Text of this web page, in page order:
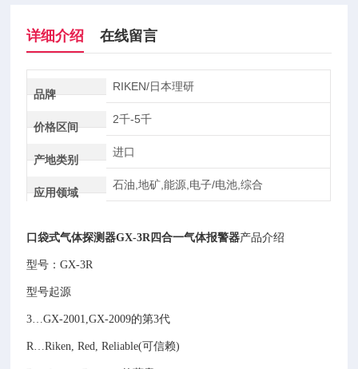
详细介绍 在线留言
品牌
RIKEN/日本理研
价格区间
2千-5千
产地类别
进口
应用领域
石油,地矿,能源,电子/电池,综合
口袋式气体探测器GX-3R四合一气体报警器产品介绍
型号：GX-3R
型号起源
3…GX-2001,GX-2009的第3代
R…Riken, Red, Reliable(可信赖)